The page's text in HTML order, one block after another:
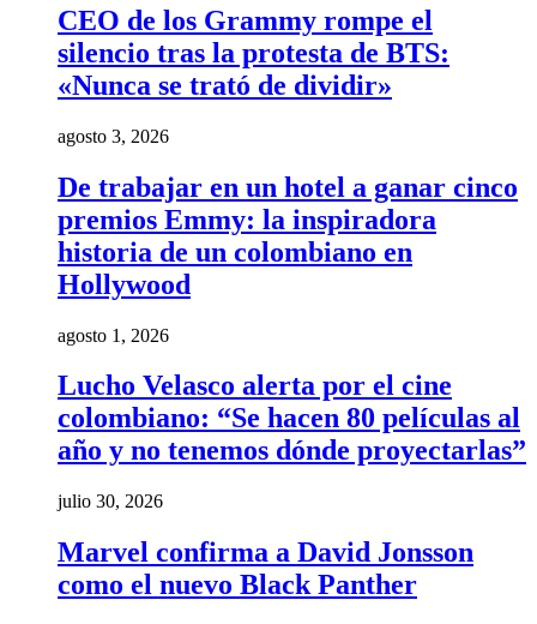
CEO de los Grammy rompe el
silencio tras la protesta de BTS:
«Nunca se trató de dividir»
agosto 3, 2026
De trabajar en un hotel a ganar cinco
premios Emmy: la inspiradora
historia de un colombiano en
Hollywood
agosto 1, 2026
Lucho Velasco alerta por el cine
colombiano: “Se hacen 80 películas al
año y no tenemos dónde proyectarlas”
julio 30, 2026
Marvel confirma a David Jonsson
como el nuevo Black Panther